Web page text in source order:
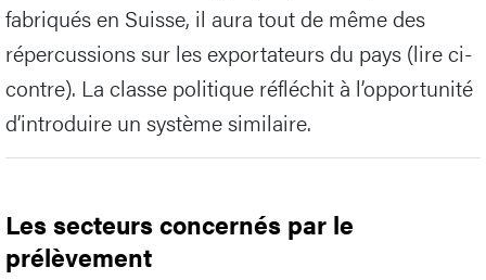
fabriqués en Suisse, il aura tout de même des
répercussions sur les exportateurs du pays (lire ci-
contre). La classe politique réfléchit à l’opportunité
d’introduire un système similaire.
Les secteurs concernés par le
prélèvement